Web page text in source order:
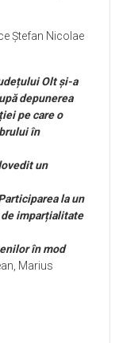
Ștefan Nicolae
Olt și-a
depunerea
pe care o
în
un
la un
imparțialitate
în mod
Marius